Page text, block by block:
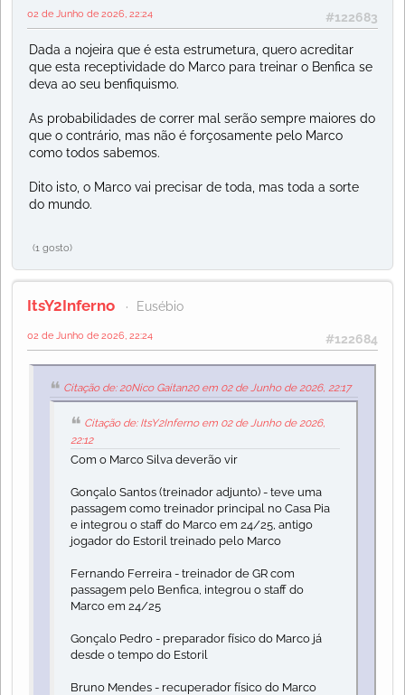
#122683
02 de Junho de 2026, 22:24
Dada a nojeira que é esta estrumetura, quero acreditar
que esta receptividade do Marco para treinar o Benfica se
deva ao seu benfiquismo.
As probabilidades de correr mal serão sempre maiores do
que o contrário, mas não é forçosamente pelo Marco
como todos sabemos.
Dito isto, o Marco vai precisar de toda, mas toda a sorte
do mundo.
(1 gosto)
ItsY2Inferno Eusébio
#122684
02 de Junho de 2026, 22:24
Citação de: 20Nico Gaitan20 em 02 de Junho de 2026, 22:17
Citação de: ItsY2Inferno em 02 de Junho de 2026,
22:12
Com o Marco Silva deverão vir
Gonçalo Santos (treinador adjunto) - teve uma
passagem como treinador principal no Casa Pia
e integrou o staff do Marco em 24/25, antigo
jogador do Estoril treinado pelo Marco
Fernando Ferreira - treinador de GR com
passagem pelo Benfica, integrou o staff do
Marco em 24/25
Gonçalo Pedro - preparador físico do Marco já
desde o tempo do Estoril
Bruno Mendes - recuperador físico do Marco